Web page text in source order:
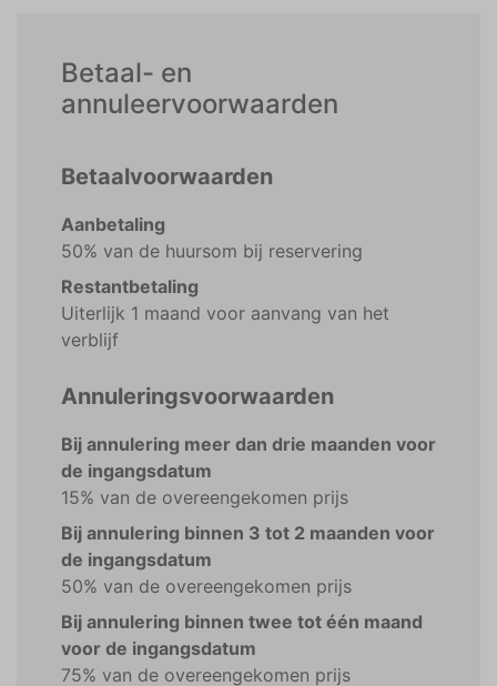
Betaal- en
annuleervoorwaarden
Betaalvoorwaarden
Aanbetaling
50% van de huursom bij reservering
Restantbetaling
Uiterlijk 1 maand voor aanvang van het
verblijf
Annuleringsvoorwaarden
Bij annulering meer dan drie maanden voor
de ingangsdatum
15% van de overeengekomen prijs
Bij annulering binnen 3 tot 2 maanden voor
de ingangsdatum
50% van de overeengekomen prijs
Bij annulering binnen twee tot één maand
voor de ingangsdatum
75% van de overeengekomen prijs